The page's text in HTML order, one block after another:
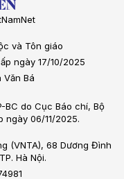
và Tôn giáo
ngày 17/10/2025
Văn Bá
BC do Cục Báo chí, Bộ
ngày 06/11/2025.
(VNTA), 68 Dương Đình
Hà Nội.